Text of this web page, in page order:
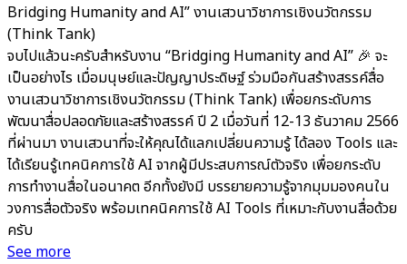
Bridging Humanity and AI” งานเสวนาวิชาการเชิงนวัตกรรม
(Think Tank)
จบไปแล้วนะครับสำหรับงาน “Bridging Humanity and AI” 🎉 จะ
เป็นอย่างไร เมื่อมนุษย์และปัญญาประดิษฐ์ ร่วมมือกันสร้างสรรค์สื่อ
งานเสวนาวิชาการเชิงนวัตกรรม (Think Tank) เพื่อยกระดับการ
พัฒนาสื่อปลอดภัยและสร้างสรรค์ ปี 2 เมื่อวันที่ 12-13 ธันวาคม 2566
ที่ผ่านมา งานเสวนาที่จะให้คุณได้แลกเปลี่ยนความรู้ ได้ลอง Tools และ
ได้เรียนรู้เทคนิคการใช้ AI จากผู้มีประสบการณ์ตัวจริง เพื่อยกระดับ
การทำงานสื่อในอนาคต อีกทั้งยังมี บรรยายความรู้จากมุมมองคนใน
วงการสื่อตัวจริง พร้อมเทคนิคการใช้ AI Tools ที่เหมาะกับงานสื่อด้วย
ครับ
See more